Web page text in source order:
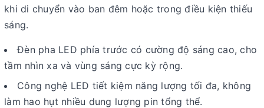
khi di chuyển vào ban đêm hoặc trong điều kiện thiếu
sáng.
Đèn pha LED phía trước có cường độ sáng cao, cho
tầm nhìn xa và vùng sáng cực kỳ rộng.
Công nghệ LED tiết kiệm năng lượng tối đa, không
làm hao hụt nhiều dung lượng pin tổng thể.